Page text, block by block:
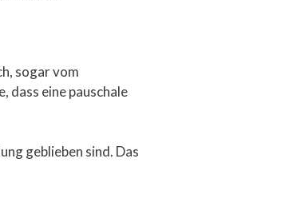
sogar vom
dass eine pauschale
geblieben sind. Das